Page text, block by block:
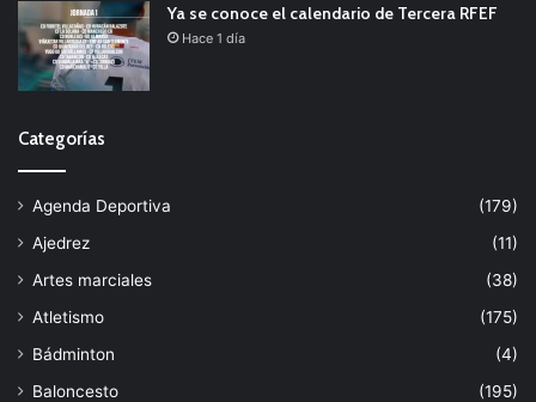
Ya se conoce el calendario de Tercera RFEF
Hace 1 día
Categorías
Agenda Deportiva
(179)
Ajedrez
(11)
Artes marciales
(38)
Atletismo
(175)
Bádminton
(4)
Baloncesto
(195)